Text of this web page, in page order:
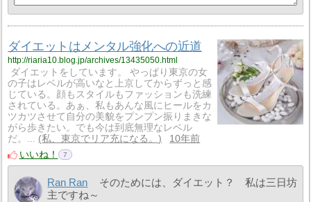
ダイエットはメンタル強化への近道
http://riaria10.blog.jp/archives/13435050.html
ダイエットをしています。 やっぱり東京の女
の子はレベルが高いなと上京してからずっと感
じている。顔もスタイルもファッションも洗練
されている。あぁ、私もあんな風にヒールをカ
ツカツさせて自分の美貌をプンプン振りまきな
がら歩きたい。でも今は到底無理なレベル
だ。...
私、東京でリア充になる。
10年前
いいね！
7
Ran Ran
そのためには、ダイエット？ 私は三日坊
主ですね～